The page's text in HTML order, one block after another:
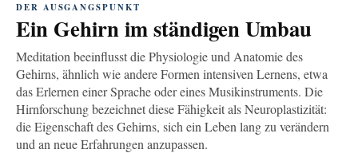
DER AUSGANGSPUNKT
Ein Gehirn im ständigen Umbau
Meditation beeinflusst die Physiologie und Anatomie des
Gehirns, ähnlich wie andere Formen intensiven Lernens, etwa
das Erlernen einer Sprache oder eines Musikinstruments. Die
Hirnforschung bezeichnet diese Fähigkeit als Neuroplastizität:
die Eigenschaft des Gehirns, sich ein Leben lang zu verändern
und an neue Erfahrungen anzupassen.